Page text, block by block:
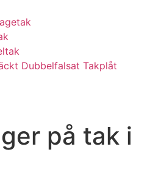
Dubbelfalsat Takplåt
på tak i